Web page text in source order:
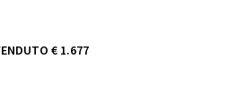
€ 1.677